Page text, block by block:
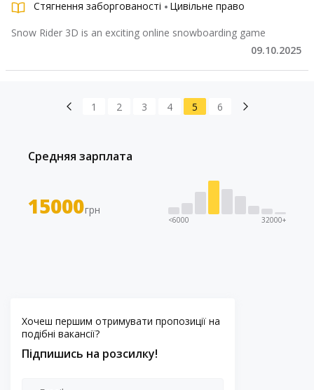
Стягнення заборгованості
Цивільне право
Snow Rider 3D is an exciting online snowboarding game
09.10.2025
1 2 3 4 5 6
Средняя зарплата
15000грн
<6000 32000+
Хочеш першим отримувати пропозиції на
подібні вакансії?
Підпишись на розсилку!